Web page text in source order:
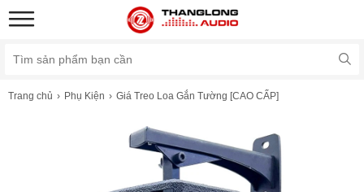
Trang chủ Phụ Kiện Giá Treo Loa Gắn Tường [CAO CẤP]